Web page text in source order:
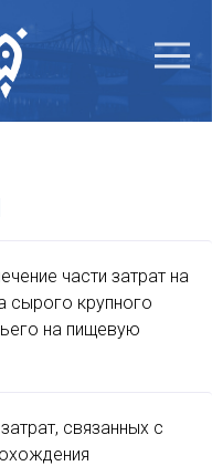
части затрат на
сырого крупного
на пищевую
связанных с